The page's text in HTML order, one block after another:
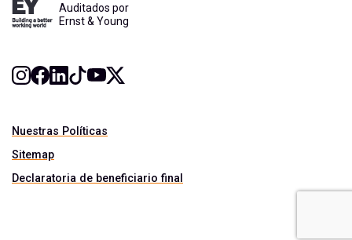
Auditados por
Ernst & Young
Nuestras Políticas
Sitemap
Declaratoria de beneficiario final